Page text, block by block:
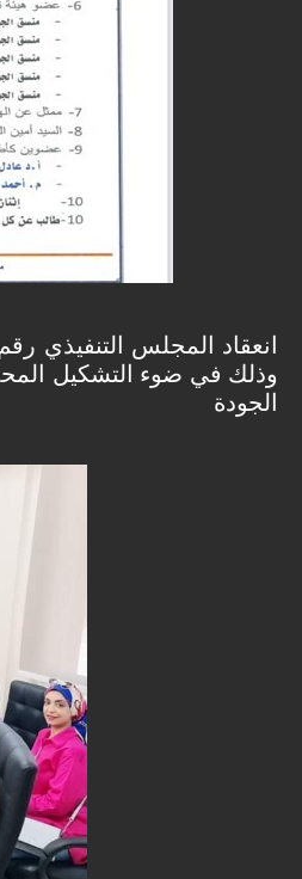
وذلك في ضوء التشكيل
الجودة